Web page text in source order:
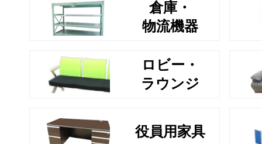
倉庫・
物流機器
ロビー・
ラウンジ
役員用家具